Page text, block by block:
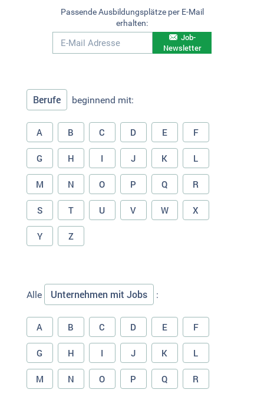
Passende Ausbildungsplätze per E-Mail
erhalten:
Job-
Newsletter
Berufe beginnend mit:
A B C D E F
G H I J K L
M N O P Q R
S T U V W X
Y Z
Alle Unternehmen mit Jobs :
A B C D E F
G H I J K L
M N O P Q R